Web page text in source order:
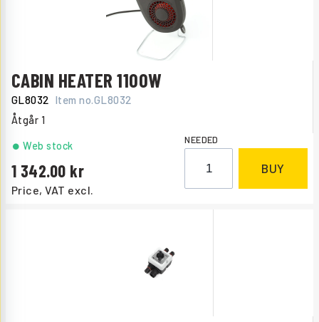
CABIN HEATER 1100W
GL8032 Item no.GL8032
Åtgår 1
Price, VAT excl.
1 342.00
Web stock NEEDED
BUY